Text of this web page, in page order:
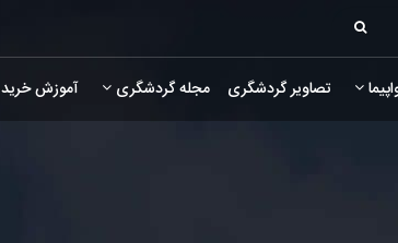
تصاویر گردشگری مجله گردشگری آموزش خرید